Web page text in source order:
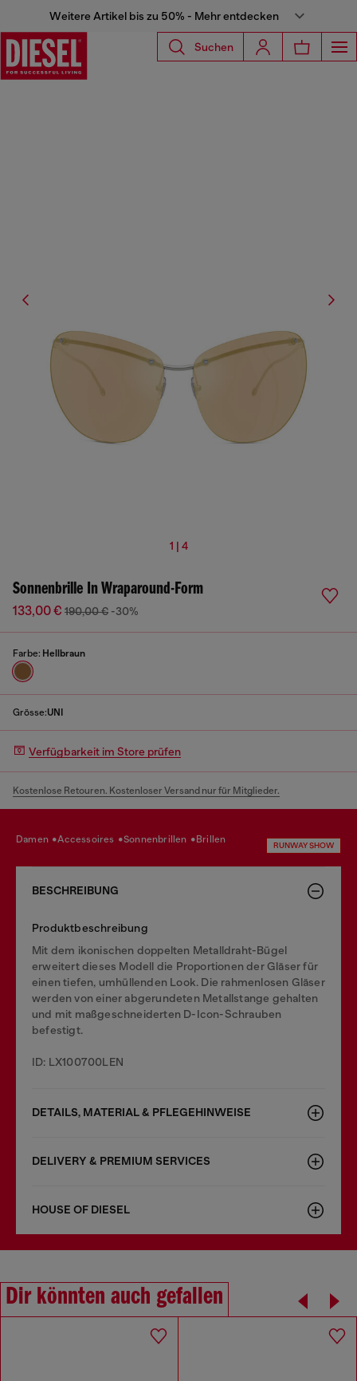
Weitere Artikel bis zu 50% - Mehr entdecken
Suchen
1 | 4
Sonnenbrille In Wraparound-Form
133,00 € 190,00 € -30%
Farbe: Hellbraun
Grösse:UNI
Verfügbarkeit im Store prüfen
Kostenlose Retouren. Kostenloser Versand nur für Mitglieder.
damen accessoires sonnenbrillen brillen
RUNWAY SHOW
BESCHREIBUNG
Produktbeschreibung
Mit dem ikonischen doppelten Metalldraht-Bügel
erweitert dieses Modell die Proportionen der Gläser für
einen tiefen, umhüllenden Look. Die rahmenlosen Gläser
werden von einer abgerundeten Metallstange gehalten
und mit maßgeschneiderten D-Icon-Schrauben
befestigt.
ID: LX100700LEN
DETAILS, MATERIAL & PFLEGEHINWEISE
DELIVERY & PREMIUM SERVICES
HOUSE OF DIESEL
Dir könnten auch gefallen